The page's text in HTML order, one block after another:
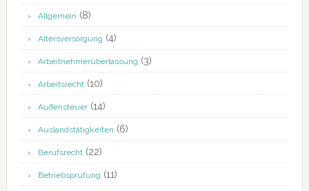
Allgemein (8)
Altersversorgung (4)
Arbeitnehmerüberlassung (3)
Arbeitsrecht(10)
Außensteuer(14)
Auslandstätigkeiten (6)
Berufsrecht(22)
Betriebsprüfung (11)